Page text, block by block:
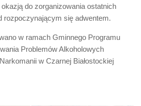
do zorganizowania ostatnich
rozpoczynającym się adwentem.
w ramach Gminnego Programu
Problemów Alkoholowych
w Czarnej Białostockiej